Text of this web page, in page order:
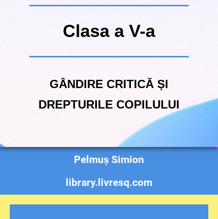
Clasa a V-a
GÂNDIRE CRITICĂ ȘI
DREPTURILE COPILULUI
Pelmuș Simion
library.livresq.com